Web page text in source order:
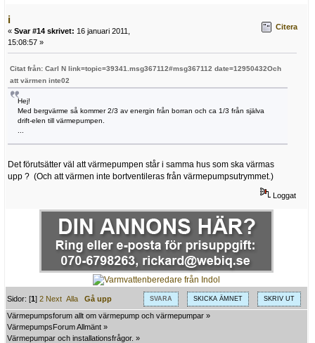
i
« Svar #14 skrivet: 16 januari 2011,
15:08:57 »
Citera
Citat från: Carl N link=topic=39341.msg367112#msg367112 date=12950432Och
att värmen inte02
Hej!
Med bergvärme så kommer 2/3 av energin från borran och ca 1/3 från själva
drift-elen till värmepumpen.
Det förutsätter väl att värmepumpen står i samma hus som ska värmas
upp ? (Och att värmen inte bortventileras från värmepumpsutrymmet.)
Loggat
SVARA SKICKA ÄMNET SKRIV UT
Sidor: [1]2 Next Alla
Gå upp
Värmepumpsforum allt om värmepump och värmepumpar »
VärmepumpsForum Allmänt »
Värmepumpar och installationsfrågor. »